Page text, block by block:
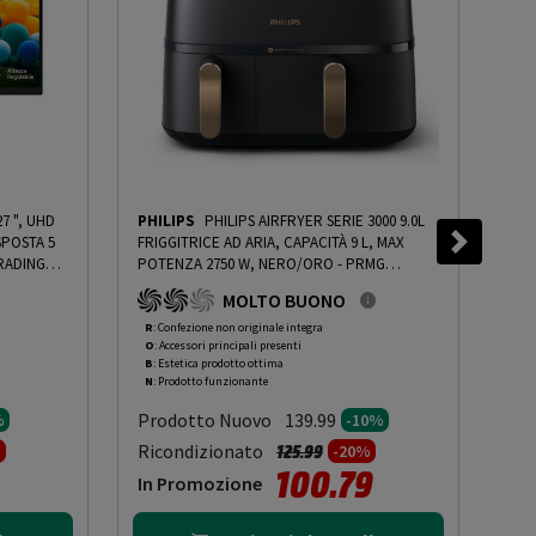
", UHD
5
da
PHILIPS PHILIPS AIRFRYER SERIE 3000 9.0L
FRIGGITRICE AD ARIA, CAPACITÀ 9 L, MAX
POTENZA 2750 W, NERO/ORO - PRMG
GRADING ROBN - 10%
- 10%
MOLTO BUONO
R: Confezione non originale integra
O: Accessori principali presenti
B: Estetica prodotto ottima
N: Prodotto funzionante
Prodotto Nuovo 139.99 -10%
Ricondizionato Prezzo ridotto da
125.99a-20%
In Promozione 100.79